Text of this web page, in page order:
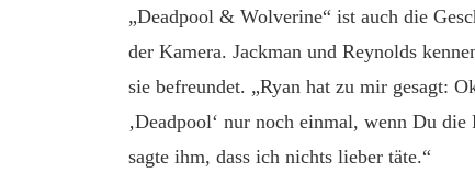
„Deadpool & Wolverine“ ist auch die
der Kamera. Jackman und Reynolds
sie befreundet. „Ryan hat zu mir gesagt:
‚Deadpool‘ nur noch einmal, wenn Du
sagte ihm, dass ich nichts lieber täte.“